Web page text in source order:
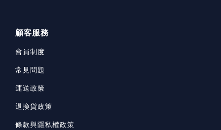
顧客服務
會員制度
常見問題
運送政策
退換貨政策
條款與隱私權政策